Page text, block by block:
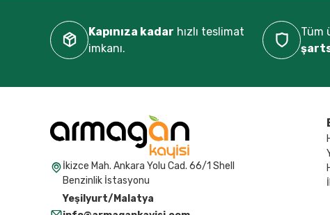
Kapınıza kadar hızlı teslimat
imkanı.
Tüm
İkizce Mah. Ankara Yolu Cad. 66/1 Shell
Benzinlik İstasyonu
Yeşilyurt/Malatya